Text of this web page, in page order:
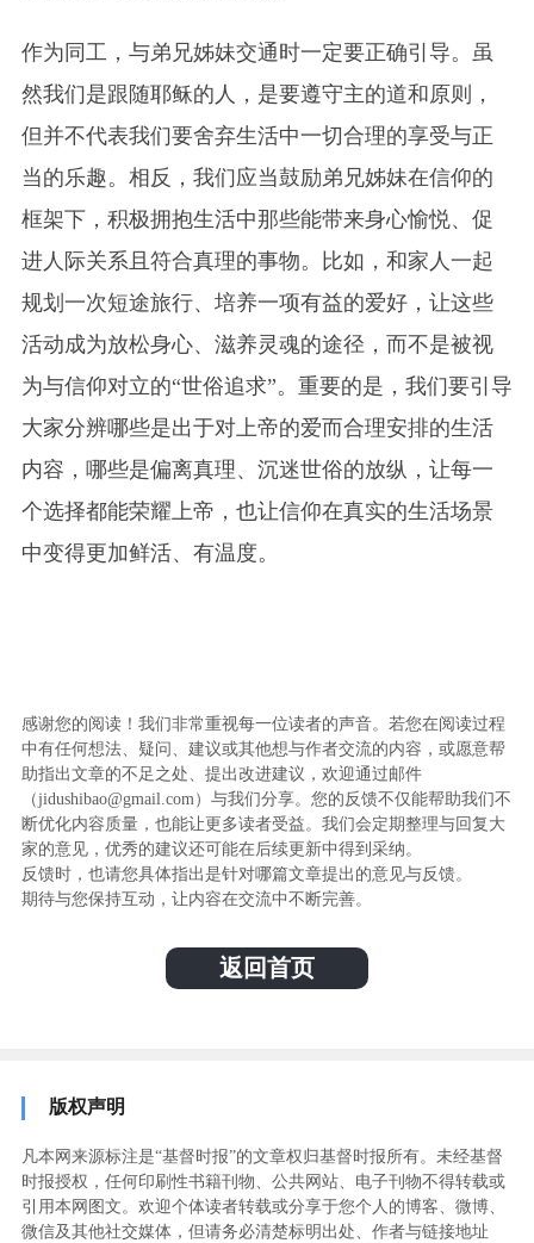
作为同工，与弟兄姊妹交通时一定要正确引导。虽
然我们是跟随耶稣的人，是要遵守主的道和原则，
但并不代表我们要舍弃生活中一切合理的享受与正
当的乐趣。相反，我们应当鼓励弟兄姊妹在信仰的
框架下，积极拥抱生活中那些能带来身心愉悦、促
进人际关系且符合真理的事物。比如，和家人一起
规划一次短途旅行、培养一项有益的爱好，让这些
活动成为放松身心、滋养灵魂的途径，而不是被视
为与信仰对立的“世俗追求”。重要的是，我们要引导
大家分辨哪些是出于对上帝的爱而合理安排的生活
内容，哪些是偏离真理、沉迷世俗的放纵，让每一
个选择都能荣耀上帝，也让信仰在真实的生活场景
中变得更加鲜活、有温度。
感谢您的阅读！我们非常重视每一位读者的声音。若您在阅读过程
中有任何想法、疑问、建议或其他想与作者交流的内容，或愿意帮
助指出文章的不足之处、提出改进建议，欢迎通过邮件
（jidushibao@gmail.com）与我们分享。您的反馈不仅能帮助我们不
断优化内容质量，也能让更多读者受益。我们会定期整理与回复大
家的意见，优秀的建议还可能在后续更新中得到采纳。
反馈时，也请您具体指出是针对哪篇文章提出的意见与反馈。
期待与您保持互动，让内容在交流中不断完善。
返回首页
版权声明
凡本网来源标注是“基督时报”的文章权归基督时报所有。未经基督
时报授权，任何印刷性书籍刊物、公共网站、电子刊物不得转载或
引用本网图文。欢迎个体读者转载或分享于您个人的博客、微博、
微信及其他社交媒体，但请务必清楚标明出处、作者与链接地址